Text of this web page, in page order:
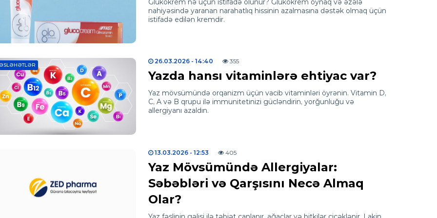
Glukokrem nə üçün istifadə olunur? Glukokrem oynaq və əzələ
nahiyəsində yaranan narahatlıq hissinin azalmasına dəstək olmaq üçün
istifadə edilən kremdir.
26.03.2026 - 14:40 355
Yazda hansı vitaminlərə ehtiyac var?
Yaz mövsümündə orqanizm üçün vacib vitaminləri öyrənin. Vitamin D,
C, A və B qrupu ilə immunitetinizi gücləndirin, yorğunluğu və
allergiyanı azaldın.
13.03.2026 - 12:53 405
Yaz Mövsümündə Allergiyalar:
Səbəbləri və Qarşısını Necə Almaq
Olar?